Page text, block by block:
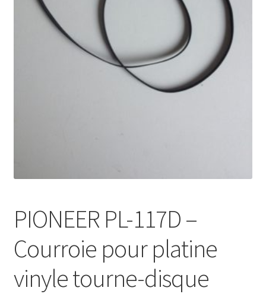
Mon compte
PIONEER PL-117D –
Courroie pour platine
vinyle tourne-disque